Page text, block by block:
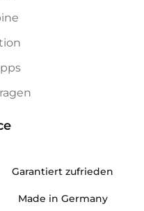
Garantiert zufrieden
Made in Germany